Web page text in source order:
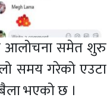
आलोचना समेत शुरु
समय गरेको एउटा
भएको छ ।